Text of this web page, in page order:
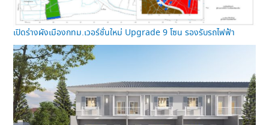
เปิดร่างผังเมืองกทม.เวอร์ชั่นใหม่ Upgrade 9 โซน รองรับรถไฟฟ้า